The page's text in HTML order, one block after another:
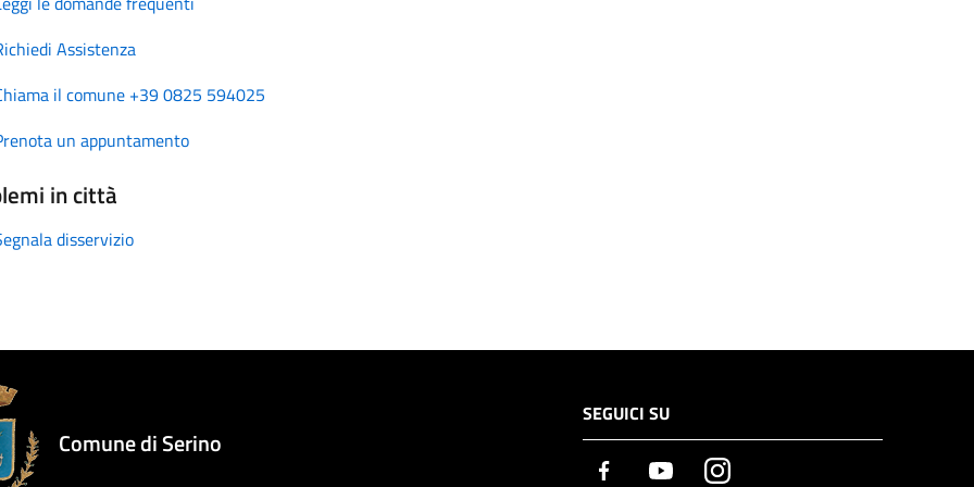
Assistenza
il comune +39 0825 594025
un appuntamento
in città
disservizio
Comune di Serino
SEGUICI SU
Facebook YoutubeInstagram